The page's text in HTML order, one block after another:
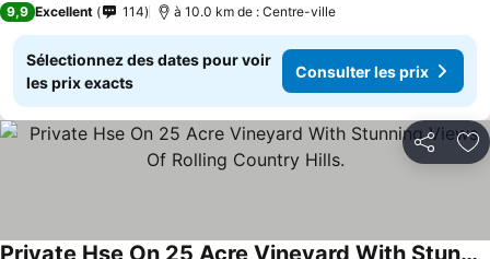
9,9 Excellent 114 à 10.0 km de : Centre-ville
Sélectionnez des dates pour voir
les prix exacts
Consulter les prix
Partager
Private Hse On 25 Acre Vineyard With Stunning Views Of Rolling Country Hills.